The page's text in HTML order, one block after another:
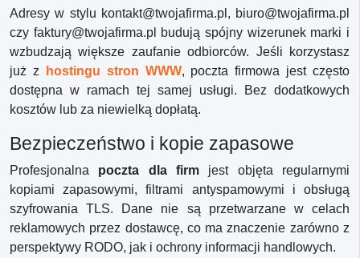
Adresy w stylu kontakt@twojafirma.pl, biuro@twojafirma.pl
czy faktury@twojafirma.pl budują spójny wizerunek marki i
wzbudzają większe zaufanie odbiorców. Jeśli korzystasz
już z
hostingu stron WWW, poczta firmowa jest często
dostępna w ramach tej samej usługi. Bez dodatkowych
kosztów lub za niewielką dopłatą.
Bezpieczeństwo i kopie zapasowe
Profesjonalna poczta dla firm jest objęta regularnymi
kopiami zapasowymi, filtrami antyspamowymi i obsługą
szyfrowania TLS. Dane nie są przetwarzane w celach
reklamowych przez dostawcę, co ma znaczenie zarówno z
perspektywy RODO, jak i ochrony informacji handlowych.